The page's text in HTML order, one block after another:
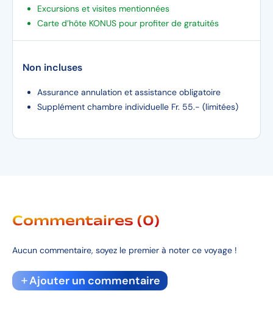
Excursions et visites mentionnées
Carte d’hôte KONUS pour profiter de gratuités
Non incluses
Assurance annulation et assistance obligatoire
Supplément chambre individuelle Fr. 55.- (limitées)
Commentaires (0)
Aucun commentaire, soyez le premier à noter ce voyage !
Ajouter un commentaire